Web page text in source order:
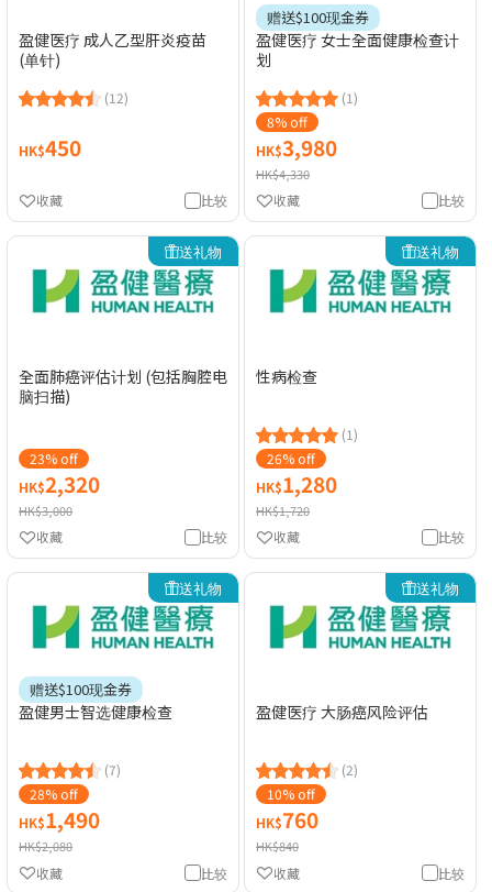
盈健医疗 成人乙型肝炎疫苗
(单针)
(12)
HK$450
比较
收藏
赠送$100现金券
盈健医疗 女士全面健康检查计
划
(1)
8% off
HK$3,980
HK$4,330
比较
收藏
送礼物
全面肺癌评估计划 (包括胸腔电
脑扫描)
23% off
HK$2,320
HK$3,000
比较
收藏
送礼物
性病检查
(1)
26% off
HK$1,280
HK$1,720
比较
收藏
送礼物
赠送$100现金券
盈健男士智选健康检查
(7)
28% off
HK$1,490
HK$2,080
比较
收藏
送礼物
盈健医疗 大肠癌风险评估
(2)
10% off
HK$760
HK$840
比较
收藏